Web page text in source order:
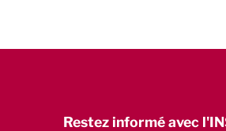
Restez informé avec